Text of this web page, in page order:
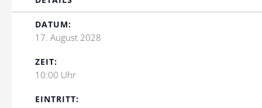
DATUM:
17. August 2028
ZEIT:
10:00 Uhr
EINTRITT: